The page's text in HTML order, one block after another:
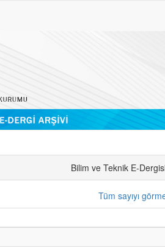
Bilim ve Teknik E-
Tüm sayıyı